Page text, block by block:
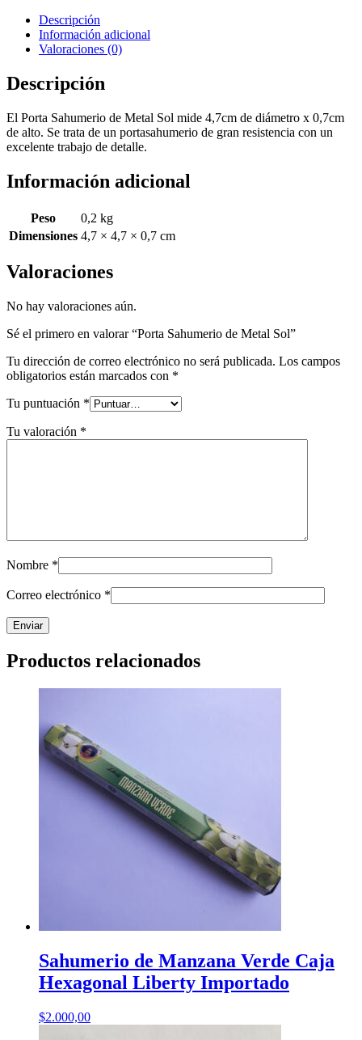
Descripción
Información adicional
Valoraciones (0)
Descripción
El Porta Sahumerio de Metal Sol mide 4,7cm de diámetro x 0,7cm
de alto. Se trata de un portasahumerio de gran resistencia con un
excelente trabajo de detalle.
Información adicional
Peso
0,2 kg
Dimensiones 4,7 × 4,7 × 0,7 cm
Valoraciones
No hay valoraciones aún.
Sé el primero en valorar “Porta Sahumerio de Metal Sol”
Tu dirección de correo electrónico no será publicada. Los campos
obligatorios están marcados con *
Tu puntuación *
Tu valoración *
Nombre *
Correo electrónico *
Productos relacionados
Sahumerio de Manzana Verde Caja
Hexagonal Liberty Importado
$2.000,00